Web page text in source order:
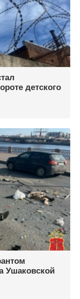
детского
Ушаковской